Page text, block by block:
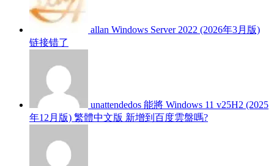
allan Windows Server 2022 (2026年3月版)
链接错了
unattendedos 能將 Windows 11 v25H2 (2025
年12月版) 繁體中文版 新增到百度雲盤嗎?